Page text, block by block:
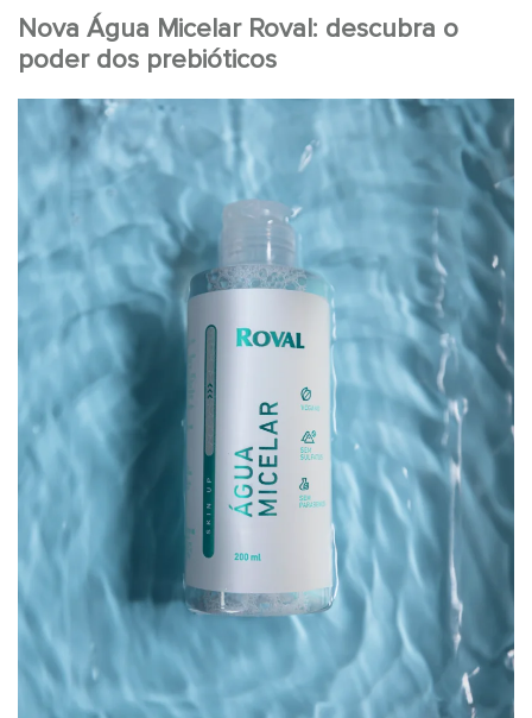
Nova Água Micelar Roval: descubra o
poder dos prebióticos